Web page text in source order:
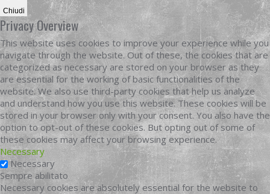
Chiudi
Privacy Overview
This website uses cookies to improve your experience while you
navigate through the website. Out of these, the cookies that are
categorized as necessary are stored on your browser as they
are essential for the working of basic functionalities of the
website. We also use third-party cookies that help us analyze
and understand how you use this website. These cookies will be
stored in your browser only with your consent. You also have the
option to opt-out of these cookies. But opting out of some of
these cookies may affect your browsing experience.
Necessary
Necessary
Sempre abilitato
Necessary cookies are absolutely essential for the website to